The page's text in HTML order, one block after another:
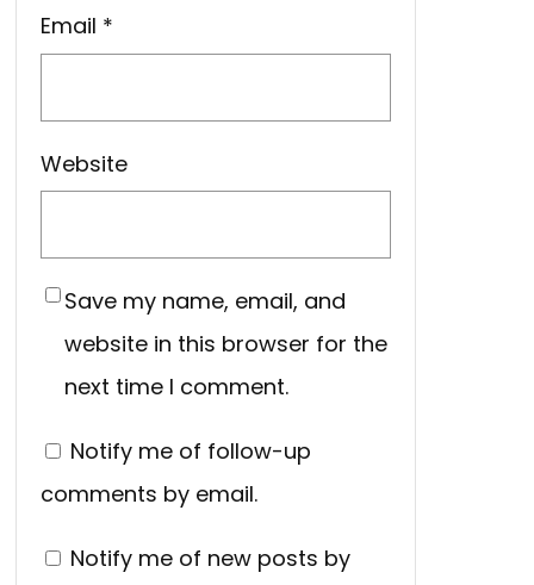
Email *
Website
Save my name, email, and
website in this browser for the
next time I comment.
Notify me of follow-up
comments by email.
Notify me of new posts by